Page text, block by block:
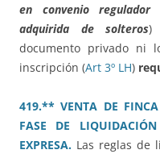
en convenio
adquirida de solteros)
documento privado ni
inscripción (Art 3º LH)
419.** VENTA DE
FASE DE
EXPRESA. Las reglas de